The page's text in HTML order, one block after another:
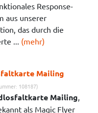
Response-
aus unserer
das durch die
... (mehr)
Mailing
108187)
Mailing,
als Magic Flyer